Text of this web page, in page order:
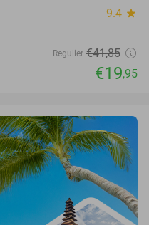
9.4 star
Regulier €41,85
€19,95